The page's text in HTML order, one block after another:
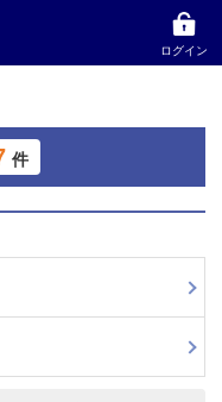
ログイン
件